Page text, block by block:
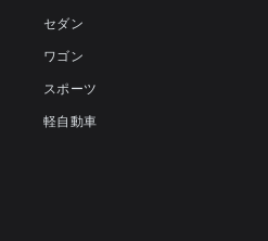
セダン
ワゴン
スポーツ
軽自動車